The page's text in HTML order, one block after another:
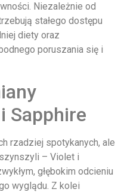
Niezależnie od
stałego dostępu
diety oraz
poruszania się i
Sapphire
rzadziej spotykanych, ale
– Violet i
głębokim odcieniu
wyglądu. Z kolei